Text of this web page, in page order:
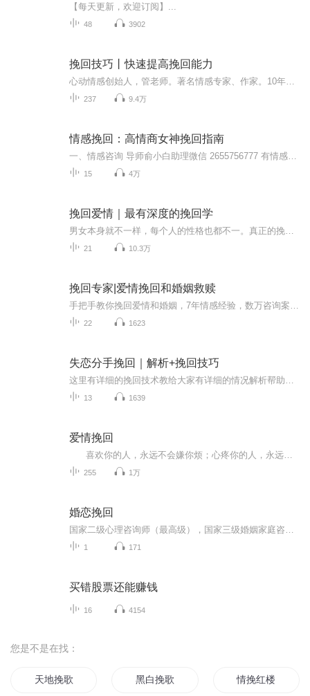
【每天更新，欢迎订阅】...
48 3902
挽回技巧丨快速提高挽回能力
237 9.4万
情感挽回：高情商女神挽回指南
15 4万
挽回爱情｜最有深度的挽回学
21 10.3万
挽回专家|爱情挽回和婚姻救赎
22 1623
失恋分手挽回｜解析+挽回技巧
13 1639
爱情挽回
255 1万
婚恋挽回
1 171
买错股票还能赚钱
16 4154
您是不是在找：
天地挽歌 黑白挽歌 情挽红楼